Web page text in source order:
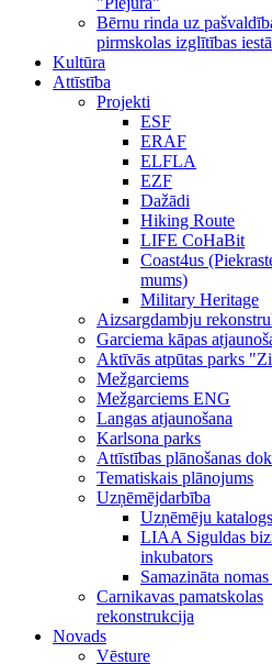
Bērnu rinda uz
pirmskolas izglītības
Kultūra
Attīstība
Projekti
ESF
ERAF
ELFLA
EZF
Dažādi
Hiking Route
LIFE CoHaBit
Coast4us
mums)
Military Heritage
Aizsargdambju
Garciema kāpas
Aktīvās atpūtas parks
Mežgarciems
Mežgarciems ENG
Langas atjaunošana
Karlsona parks
Attīstības plānošanas
Tematiskais plānojums
Uzņēmējdarbība
Uzņēmēju katalogs
LIAA Siguldas
inkubators
Samazināta
Carnikavas pamatskolas
rekonstrukcija
Novads
Vēsture